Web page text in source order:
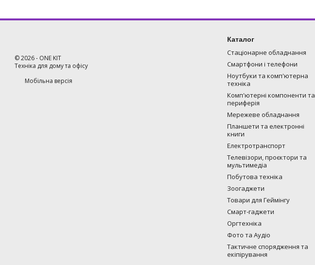
©2026- ONE KIT
Техніка для дому та офісу
Мобільна версія
Каталог
Стаціонарне обладнання
Смартфони і телефони
Ноутбуки та комп'ютерна
техніка
Комп'ютерні компоненти та
периферія
Мережеве обладнання
Планшети та електронні
книги
Електротранспорт
Телевізори, проєктори та
мультимедіа
Побутова техніка
Зоогаджети
Товари для Геймінгу
Смарт-гаджети
Оргтехніка
Фото та Аудіо
Тактичне спорядження та
екіпірування